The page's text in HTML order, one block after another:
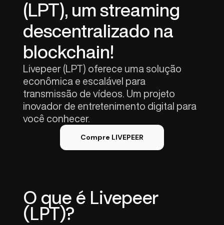
(LPT), um streaming
descentralizado na
blockchain!
Livepeer (LPT) oferece uma solução
econômica e escalável para
transmissão de vídeos. Um projeto
inovador de entretenimento digital para
você conhecer.
Compre LIVEPEER
O que é Livepeer
(LPT)?